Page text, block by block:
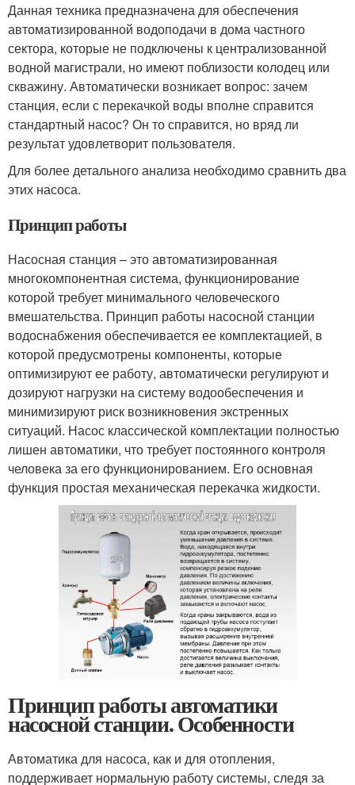
Данная техника предназначена для обеспечения
автоматизированной водоподачи в дома частного
сектора, которые не подключены к централизованной
водной магистрали, но имеют поблизости колодец или
скважину. Автоматически возникает вопрос: зачем
станция, если с перекачкой воды вполне справится
стандартный насос? Он то справится, но вряд ли
результат удовлетворит пользователя.
Для более детального анализа необходимо сравнить два
этих насоса.
Принцип работы
Насосная станция – это автоматизированная
многокомпонентная система, функционирование
которой требует минимального человеческого
вмешательства. Принцип работы насосной станции
водоснабжения обеспечивается ее комплектацией, в
которой предусмотрены компоненты, которые
оптимизируют ее работу, автоматически регулируют и
дозируют нагрузки на систему водообеспечения и
минимизируют риск возникновения экстренных
ситуаций. Насос классической комплектации полностью
лишен автоматики, что требует постоянного контроля
человека за его функционированием. Его основная
функция простая механическая перекачка жидкости.
Принцип работы автоматики
насосной станции. Особенности
Автоматика для насоса, как и для отопления,
поддерживает нормальную работу системы, следя за